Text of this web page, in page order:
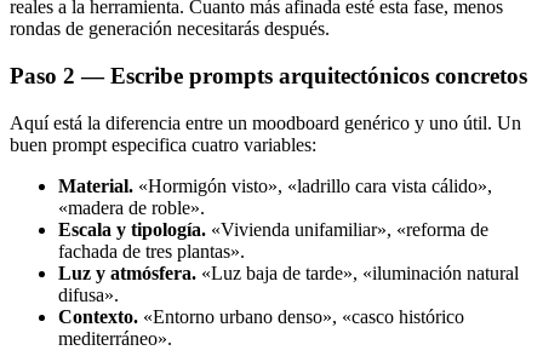
reales a la herramienta. Cuanto más afinada esté esta fase, menos
rondas de generación necesitarás después.
Paso 2 — Escribe prompts arquitectónicos concretos
Aquí está la diferencia entre un moodboard genérico y uno útil. Un
buen prompt especifica cuatro variables:
Material. «Hormigón visto», «ladrillo cara vista cálido»,
«madera de roble».
Escala y tipología. «Vivienda unifamiliar», «reforma de
fachada de tres plantas».
Luz y atmósfera. «Luz baja de tarde», «iluminación natural
difusa».
Contexto. «Entorno urbano denso», «casco histórico
mediterráneo».